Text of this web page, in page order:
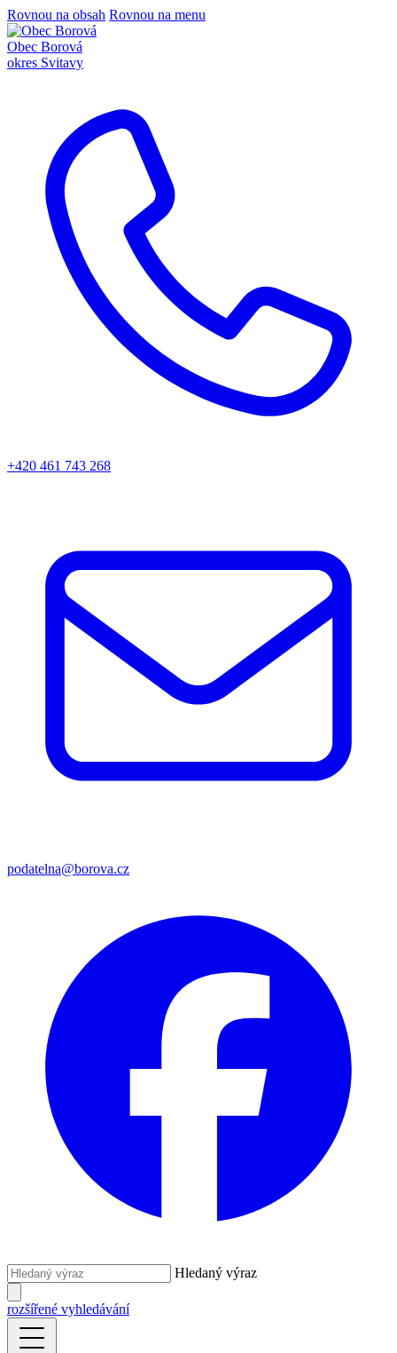
Rovnou na obsah Rovnou na menu
Obec Borová
okres Svitavy
+420 461 743 268
podatelna@borova.cz
Hledaný výraz
rozšířené vyhledávání